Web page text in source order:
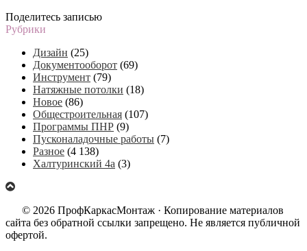
Поделитесь записью
Рубрики
Дизайн (25)
Документооборот (69)
Инструмент (79)
Натяжные потолки (18)
Новое (86)
Общестроительная (107)
Программы ПНР (9)
Пусконаладочные работы (7)
Разное (4 138)
Халтуринский 4а (3)
© 2026 ПрофКаркасМонтаж · Копирование материалов
сайта без обратной ссылки запрещено. Не является публичной
офертой.